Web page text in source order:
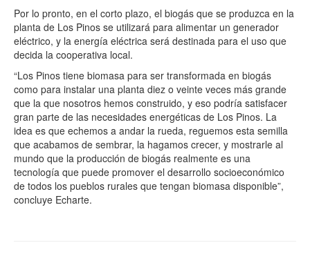
Por lo pronto, en el corto plazo, el biogás que se produzca en la
planta de Los Pinos se utilizará para alimentar un generador
eléctrico, y la energía eléctrica será destinada para el uso que
decida la cooperativa local.
“Los Pinos tiene biomasa para ser transformada en biogás
como para instalar una planta diez o veinte veces más grande
que la que nosotros hemos construido, y eso podría satisfacer
gran parte de las necesidades energéticas de Los Pinos. La
idea es que echemos a andar la rueda, reguemos esta semilla
que acabamos de sembrar, la hagamos crecer, y mostrarle al
mundo que la producción de biogás realmente es una
tecnología que puede promover el desarrollo socioeconómico
de todos los pueblos rurales que tengan biomasa disponible”,
concluye Echarte.